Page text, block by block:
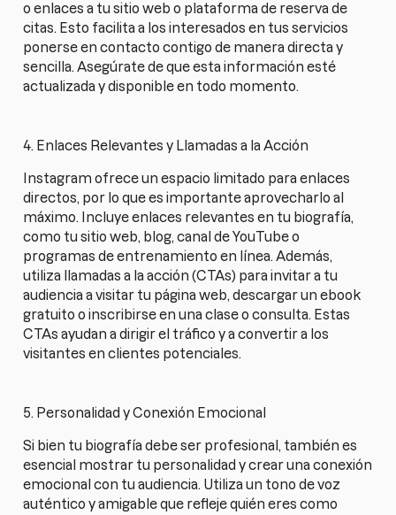
o enlaces a tu sitio web o plataforma de reserva de
citas. Esto facilita a los interesados en tus servicios
ponerse en contacto contigo de manera directa y
sencilla. Asegúrate de que esta información esté
actualizada y disponible en todo momento.
4. Enlaces Relevantes y Llamadas a la Acción
Instagram ofrece un espacio limitado para enlaces
directos, por lo que es importante aprovecharlo al
máximo. Incluye enlaces relevantes en tu biografía,
como tu sitio web, blog, canal de YouTube o
programas de entrenamiento en línea. Además,
utiliza llamadas a la acción (CTAs) para invitar a tu
audiencia a visitar tu página web, descargar un ebook
gratuito o inscribirse en una clase o consulta. Estas
CTAs ayudan a dirigir el tráfico y a convertir a los
visitantes en clientes potenciales.
5. Personalidad y Conexión Emocional
Si bien tu biografía debe ser profesional, también es
esencial mostrar tu personalidad y crear una conexión
emocional con tu audiencia. Utiliza un tono de voz
auténtico y amigable que refleje quién eres como